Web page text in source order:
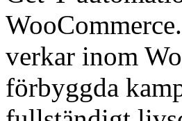
verkar inom
förbyggda